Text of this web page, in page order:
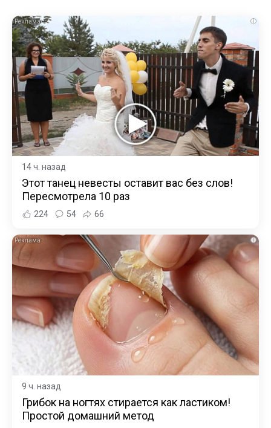
i
14 ч. назад
Этот танец невесты оставит вас без слов!
Пересмотрела 10 раз
224 54 66
i
9 ч. назад
Грибок на ногтях стирается как ластиком!
Простой домашний метод